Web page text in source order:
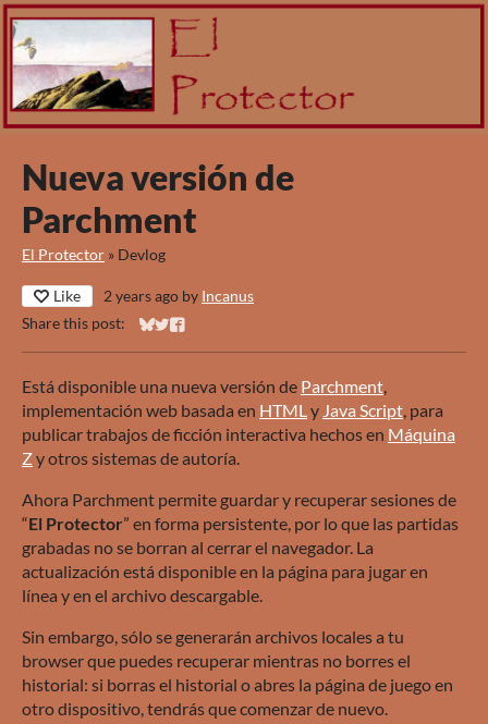
Nueva versión de
Parchment
El Protector » Devlog
Like 2 years ago by Incanus
Share this post:
Share on Bluesky
Share on Twitter
Share on Facebook
Está disponible una nueva versión de Parchment
implementación web basada en HTML y Java Script , para
publicar trabajos de ficción interactiva hechos en Máquina
Zy otros sistemas de autoría.
Ahora Parchment permite guardar y recuperar sesiones de
“El Protector” en forma persistente, por lo que las partidas
grabadas no se borran al cerrar el navegador. La
actualización está disponible en la página para jugar en
línea y en el archivo descargable.
Sin embargo, sólo se generarán archivos locales a tu
browser que puedes recuperar mientras no borres el
historial: si borras el historial o abres la página de juego en
otro dispositivo, tendrás que comenzar de nuevo.